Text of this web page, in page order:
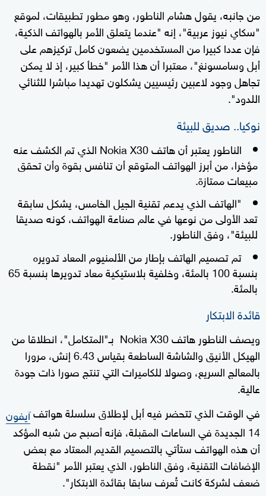
من جانبه، يقول هشام الناطور، وهو مطور تطبيقات، لموقع
"سكاي نيوز عربية"، إنه "عندما يتعلق الأمر بالهواتف الذكية،
فإن عددا كبيرا من المستخدمين يضعون كامل تركيزهم على
أبل وسامسونغ"، معتبرا أن هذا الأمر "خطأ كبير، إذ لا يمكن
تجاهل وجود لاعبين رئيسيين يشكلون تهديدا مباشرا للثنائي
اللدود".
نوكيا.. صديق للبيئة
الناطور يعتبر أن هاتف Nokia X30 الذي تم الكشف عنه
مؤخرا، من أبرز الهواتف المتوقع أن تنافس بقوة وأن تحقق
مبيعات ممتازة.
"الهاتف الذي يدعم تقنية الجيل الخامس، يشكل سابقة
تعد الأولى من نوعها في عالم صناعة الهواتف، كونه صديقا
للبيئة"، وفق الناطور.
تم تصميم الهاتف بإطار من الألمنيوم المعاد تدويره
بنسبة 100 بالمئة، وخلفية بلاستيكية معاد تدويرها بنسبة 65
بالمئة.
قائدة الابتكار
ويصف الناطور هاتف Nokia X30 بـ"المتكامل"، انطلاقا من
الهيكل الأنيق والشاشة الساطعة بقياس 6.43 إنش، مرورا
بالمعالج السريع، وصولا للكاميرات التي تنتج صورا ذات جودة
عالية.
في الوقت الذي تتحضر فيه أبل لإطلاق سلسلة هواتفآيفون
14 الجديدة في الساعات المقبلة، فإنه أصبح من شبه المؤكد
أن هذه الهواتف ستأتي بالتصميم القديم المعتاد مع بعض
الإضافات التقنية، وفق الناطور، الذي يعتبر الأمر "نقطة
ضعف لشركة كانت تُعرف سابقا بقائدة الابتكار".